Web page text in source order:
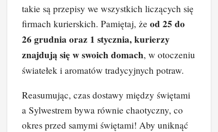
takie są przepisy we wszystkich liczących się
firmach kurierskich. Pamiętaj, że od 25 do
26 grudnia oraz 1 stycznia, kurierzy
znajdują się w swoich domach, w otoczeniu
światełek i aromatów tradycyjnych potraw.
Reasumując, czas dostawy między świętami
a Sylwestrem bywa równie chaotyczny, co
okres przed samymi świętami! Aby uniknąć